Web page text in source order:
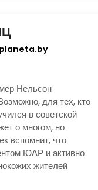
planeta.by
Нельсон
для тех, кто
в советской
о многом, но
вспомнит, что
ЮАР и активно
жителей